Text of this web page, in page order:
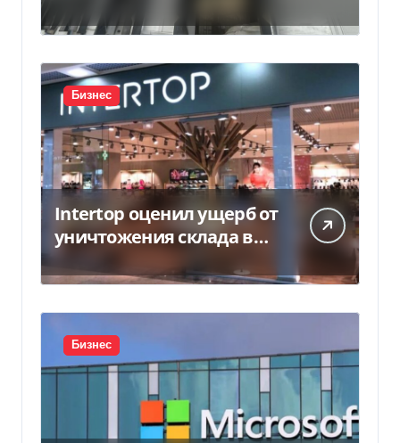
Бизнес
Intertop оценил ущерб от
уничтожения склада в
450 млн грн
Бизнес